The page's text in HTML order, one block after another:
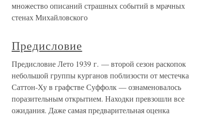
множество описаний страшных событий в мрачных
стенах Михайловского
Предисловие
Предисловие Лето 1939 г. — второй сезон раскопок
небольшой группы курганов поблизости от местечка
Саттон-Ху в графстве Суффолк — ознаменовалось
поразительным открытием. Находки превзошли все
ожидания. Даже самая предварительная оценка